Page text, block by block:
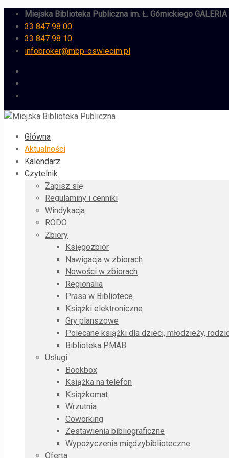
Miejska Biblioteka Publiczna im. Ł. Górnickiego
33 847 98 00
33 847 98 10
infobroker@mbp-oswiecim.pl
Główna
Aktualności
Kalendarz
Czytelnik
Zapisz się
Regulaminy i cenniki
Windykacja
RODO
Zbiory
Księgozbiór
Nawigacja w zbiorach
Nowości w zbiorach
Regionalia
Prasa w Bibliotece
Książki elektroniczne
Gry planszowe
Polecane książki dla dzieci, młodzieży,
Biblioteka PMAB
Usługi
Bookbox
Książka na telefon
Książkomat
Wrzutnia
Coworking
Zestawienia bibliograficzne
Wypożyczenia międzybiblioteczne
Oferta